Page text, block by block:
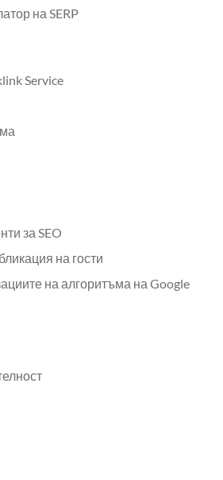
на SERP
Service
за SEO
на гости
на алгоритъма на Google